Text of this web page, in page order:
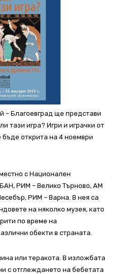
– Благоевград ще представи
тази игра? Игри и играчки от
бъде открита на 4 ноември
с Национален
РИМ – Велико Търново, АМ
РИМ – Варна. В нея са
на няколко музея, като
по време на
обекти в страната.
или теракота. В изложбата
с отглеждането на бебетата